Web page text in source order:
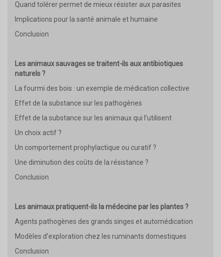
Quand tolérer permet de mieux résister aux parasites
Implications pour la santé animale et humaine
Conclusion
Les animaux sauvages se traitent-ils aux antibiotiques
naturels ?
La fourmi des bois : un exemple de médication collective
Effet de la substance sur les pathogènes
Effet de la substance sur les animaux qui l’utilisent
Un choix actif ?
Un comportement prophylactique ou curatif ?
Une diminution des coûts de la résistance ?
Conclusion
Les animaux pratiquent-ils la médecine par les plantes ?
Agents pathogènes des grands singes et automédication
Modèles d’exploration chez les ruminants domestiques
Conclusion